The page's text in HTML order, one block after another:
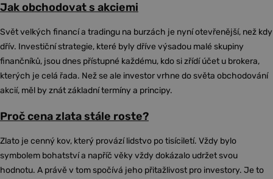
Jak obchodovat s akciemi
Svět velkých financí a tradingu na burzách je nyní otevřenější, než kdy
dřív. Investiční strategie, které byly dříve výsadou malé skupiny
finančníků, jsou dnes přístupné každému, kdo si zřídí účet u brokera,
kterých je celá řada. Než se ale investor vrhne do světa obchodování
akcií, měl by znát základní termíny a principy.
Proč cena zlata stále roste?
Zlato je cenný kov, který provází lidstvo po tisíciletí. Vždy bylo
symbolem bohatství a napříč věky vždy dokázalo udržet svou
hodnotu. A právě v tom spočívá jeho přitažlivost pro investory. Je to